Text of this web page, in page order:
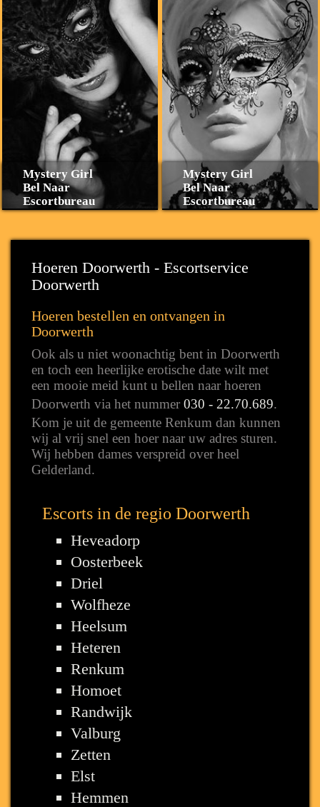
Mystery Girl
Bel Naar
Escortbureau
Mystery Girl
Bel Naar
Escortbureau
Hoeren Doorwerth - Escortservice
Doorwerth
Hoeren bestellen en ontvangen in
Doorwerth
Ook als u niet woonachtig bent in Doorwerth
en toch een heerlijke erotische date wilt met
een mooie meid kunt u bellen naar hoeren
Doorwerth via het nummer 030 - 22.70.689.
Kom je uit de gemeente Renkum dan kunnen
wij al vrij snel een hoer naar uw adres sturen.
Wij hebben dames verspreid over heel
Gelderland.
Escorts in de regio Doorwerth
Heveadorp
Oosterbeek
Driel
Wolfheze
Heelsum
Heteren
Renkum
Homoet
Randwijk
Valburg
Zetten
Elst
Hemmen